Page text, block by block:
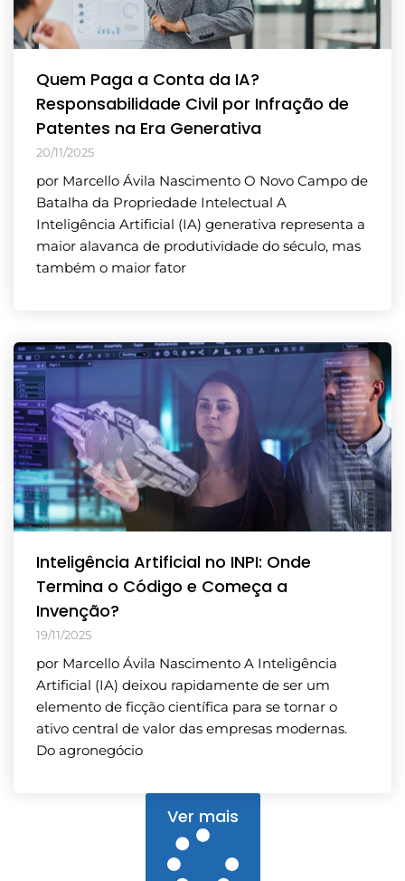
Quem Paga a Conta da IA?
Responsabilidade Civil por Infração de
Patentes na Era Generativa
20/11/2025
por Marcello Ávila Nascimento O Novo Campo de
Batalha da Propriedade Intelectual A
Inteligência Artificial (IA) generativa representa a
maior alavanca de produtividade do século, mas
também o maior fator
Inteligência Artificial no INPI: Onde
Termina o Código e Começa a
Invenção?
19/11/2025
por Marcello Ávila Nascimento A Inteligência
Artificial (IA) deixou rapidamente de ser um
elemento de ficção científica para se tornar o
ativo central de valor das empresas modernas.
Do agronegócio
Ver mais